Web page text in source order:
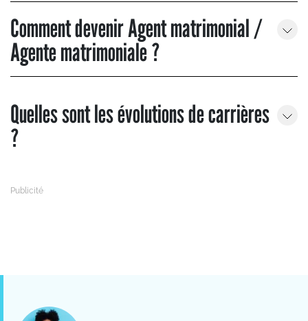
Comment devenir Agent matrimonial /
Agente matrimoniale ?
Quelles sont les évolutions de carrières
?